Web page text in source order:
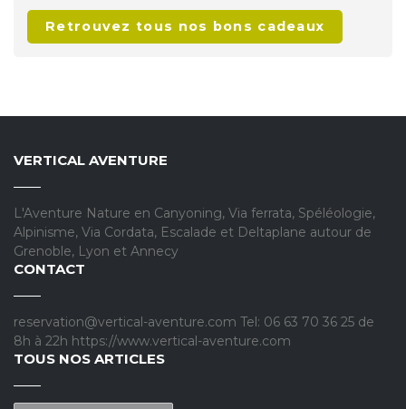
Retrouvez tous nos bons cadeaux
VERTICAL AVENTURE
L'Aventure Nature en Canyoning, Via ferrata, Spéléologie,
Alpinisme, Via Cordata, Escalade et Deltaplane autour de
Grenoble, Lyon et Annecy
CONTACT
reservation@vertical-aventure.com Tel: 06 63 70 36 25 de
8h à 22h https://www.vertical-aventure.com
TOUS NOS ARTICLES